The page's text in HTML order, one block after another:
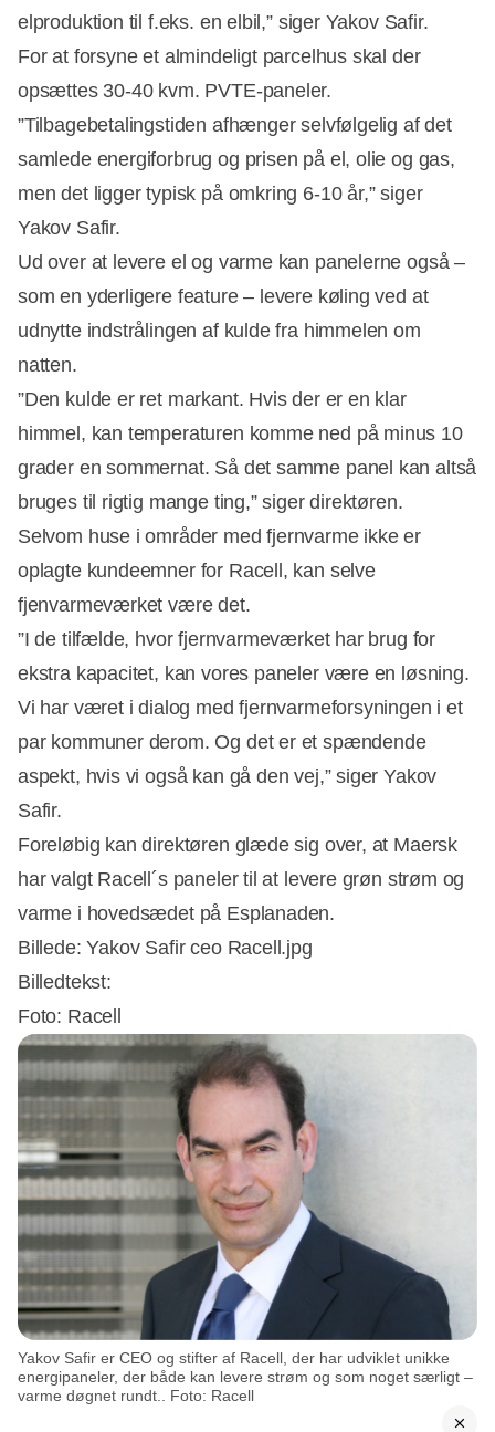
elproduktion til f.eks. en elbil,” siger Yakov Safir.
For at forsyne et almindeligt parcelhus skal der
opsættes 30-40 kvm. PVTE-paneler.
”Tilbagebetalingstiden afhænger selvfølgelig af det
samlede energiforbrug og prisen på el, olie og gas,
men det ligger typisk på omkring 6-10 år,” siger
Yakov Safir.
Ud over at levere el og varme kan panelerne også –
som en yderligere feature – levere køling ved at
udnytte indstrålingen af kulde fra himmelen om
natten.
”Den kulde er ret markant. Hvis der er en klar
himmel, kan temperaturen komme ned på minus 10
grader en sommernat. Så det samme panel kan altså
bruges til rigtig mange ting,” siger direktøren.
Selvom huse i områder med fjernvarme ikke er
oplagte kundeemner for Racell, kan selve
fjenvarmeværket være det.
”I de tilfælde, hvor fjernvarmeværket har brug for
ekstra kapacitet, kan vores paneler være en løsning.
Vi har været i dialog med fjernvarmeforsyningen i et
par kommuner derom. Og det er et spændende
aspekt, hvis vi også kan gå den vej,” siger Yakov
Safir.
Foreløbig kan direktøren glæde sig over, at Maersk
har valgt Racell´s paneler til at levere grøn strøm og
varme i hovedsædet på Esplanaden.
Billede: Yakov Safir ceo Racell.jpg
Billedtekst:
Foto: Racell
Yakov Safir er CEO og stifter af Racell, der har udviklet unikke
energipaneler, der både kan levere strøm og som noget særligt –
varme døgnet rundt.. Foto: Racell